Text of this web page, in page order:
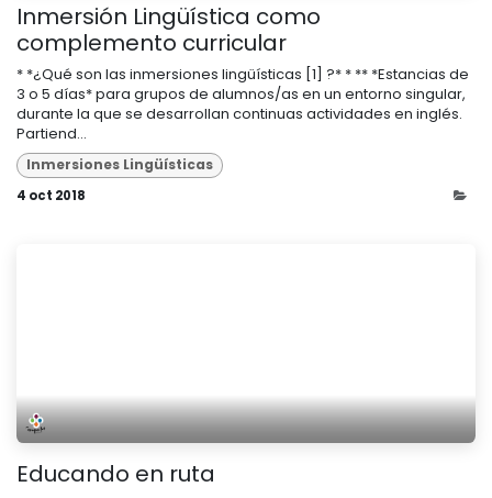
Inmersión Lingüística como
complemento curricular
* *¿Qué son las inmersiones lingüísticas [1] ?* * ** *Estancias de
3 o 5 días* para grupos de alumnos/as en un entorno singular,
durante la que se desarrollan continuas actividades en inglés.
Partiend...
Inmersiones Lingüísticas
4 oct 2018
Educando en ruta